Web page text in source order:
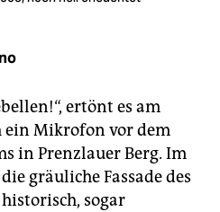
ertönt es am
ein Mikrofon vor dem
in Prenzlauer Berg. Im
gräuliche Fassade des
sogar